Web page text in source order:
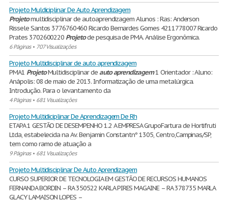
Projeto Muldiciplinar De Auto Aprendizagem
Projetomultidisciplinar de autoaprendizagem Alunos : Ras: Anderson
Rissele Santos 3776760460 Ricardo Bernardes Gomes 4211778007 Ricardo
Prates 3702600220 Projetode pesquisa de PMA. Análise Ergonômica.
6 Páginas• 707 Visualizações
Projeto Multidisciplinar de auto aprendizagem
PMA1 ProjetoMultidisciplinar deauto aprendizagem1 Orientador : Aluno:
Anápolis: 08 de maio de 2013. Informatização de uma metalúrgica.
Introdução. Para o levantamento da
4 Páginas• 681 Visualizações
Projeto Multidiciplinar De Aprendizagem De Rh
ETAPA 1 GESTÃO DE DESEMPENHO 1.2 A EMPRESA GrupoFartura de Hortifruti
Ltda, estabelecida na Av. Benjamin Constantnº 1305, Centro,Campinas/SP,
tem como ramo de atuação a
9 Páginas• 681 Visualizações
Projeto Multidisciplinar De Auto Aprendizagem
CURSO SUPERIOR DE TECNOLOGIA EM GESTÃO DE RECURSOS HUMANOS
FERNANDA BORDIN – RA 350522 KARLA PIRES MAGAINE – RA 378735 MARLA
GLACY LAMAISON LOPES –